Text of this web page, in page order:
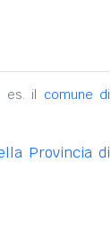
es. il comune di
Provincia di